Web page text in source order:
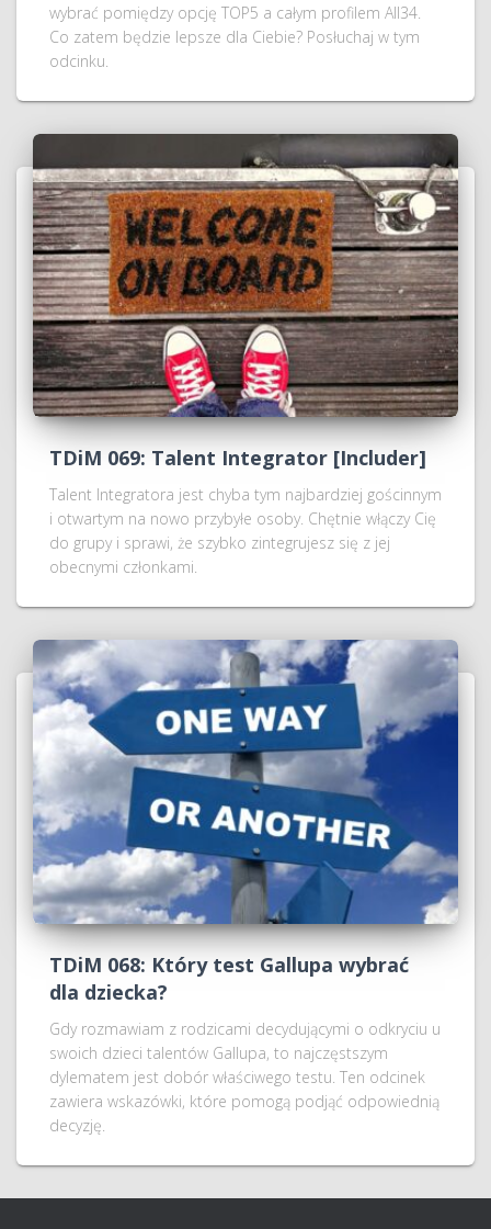
wybrać pomiędzy opcję TOP5 a całym profilem All34.
Co zatem będzie lepsze dla Ciebie? Posłuchaj w tym
odcinku.
TDiM 069: Talent Integrator [Includer]
Talent Integratora jest chyba tym najbardziej gościnnym
i otwartym na nowo przybyłe osoby. Chętnie włączy Cię
do grupy i sprawi, że szybko zintegrujesz się z jej
obecnymi członkami.
TDiM 068: Który test Gallupa wybrać
dla dziecka?
Gdy rozmawiam z rodzicami decydującymi o odkryciu u
swoich dzieci talentów Gallupa, to najczęstszym
dylematem jest dobór właściwego testu. Ten odcinek
zawiera wskazówki, które pomogą podjąć odpowiednią
decyzję.